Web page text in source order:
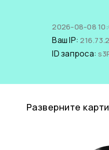
2026-08-08
Ваш IP:
ID запроса:
Разверните